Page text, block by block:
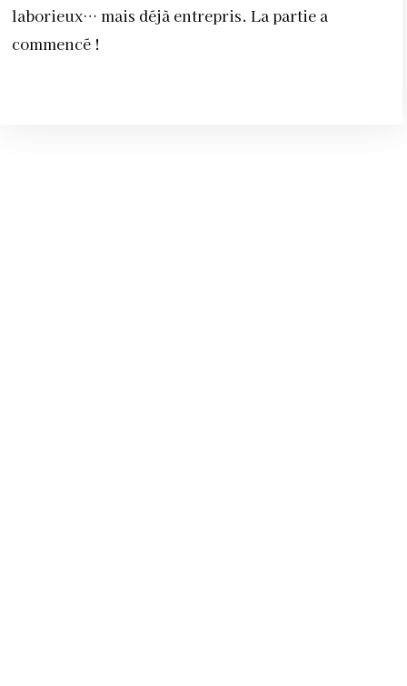
laborieux… mais déjà entrepris. La partie a
commencé !